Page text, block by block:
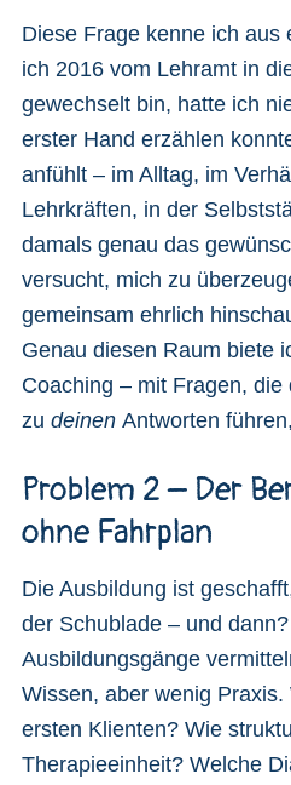
Diese Frage kenne ich aus
ich 2016 vom Lehramt in
gewechselt bin, hatte ich
erster Hand erzählen
anfühlt – im Alltag, im
Lehrkräften, in der
damals genau das
versucht, mich zu
gemeinsam ehrlich
Genau diesen Raum biete
Coaching – mit Fragen, die
zu deinen Antworten
Problem 2 – Der
ohne Fahrplan
Die Ausbildung ist
der Schublade – und
Ausbildungsgänge
Wissen, aber wenig
ersten Klienten? Wie
Therapieeinheit? Welche